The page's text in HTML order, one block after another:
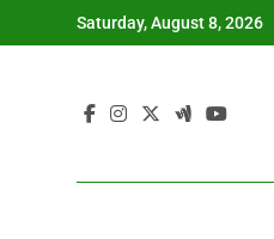
to
Saturday, August 8, 2026